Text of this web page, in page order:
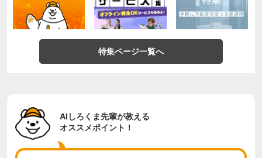
特集ページ一覧へ
AIしろくま先輩が教える
オススメポイント！